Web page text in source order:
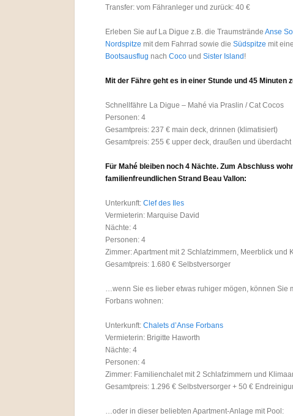
Transfer: vom Fähranleger und zurück: 40 €
Erleben Sie auf La Digue z.B. die Traumstrände Anse
Nordspitze mit dem Fahrrad sowie die Südspitze mit
Bootsausflug nach Coco und Sister Island !
Mit der Fähre geht es in einer Stunde und 45 Minuten
Schnellfähre La Digue – Mahé via Praslin / Cat Cocos
Personen: 4
Gesamtpreis: 237 € main deck, drinnen (klimatisiert)
Gesamtpreis: 255 € upper deck, draußen und
Für Mahé bleiben noch 4 Nächte. Zum Abschluss
familienfreundlichen Strand Beau Vallon:
Unterkunft: Clef des Iles
Vermieterin: Marquise David
Nächte: 4
Personen: 4
Zimmer: Apartment mit 2 Schlafzimmern, Meerblick und
Gesamtpreis: 1.680 € Selbstversorger
…wenn Sie es lieber etwas ruhiger mögen, können Sie
Forbans wohnen:
Unterkunft: Chalets d’Anse Forbans
Vermieterin: Brigitte Haworth
Nächte: 4
Personen: 4
Zimmer: Familienchalet mit 2 Schlafzimmern und
Gesamtpreis: 1.296 € Selbstversorger + 50 €
…oder in dieser beliebten Apartment-Anlage mit Pool: